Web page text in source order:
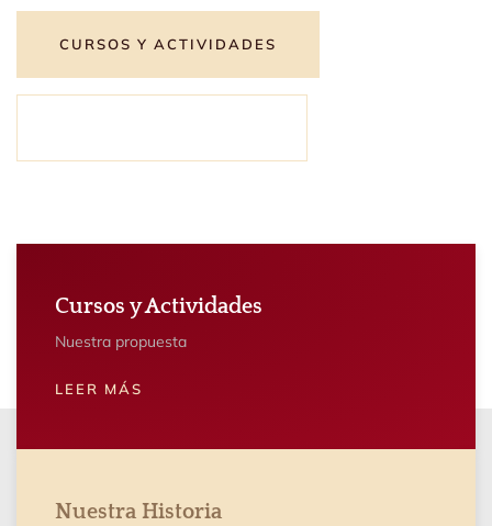
CURSOS Y ACTIVIDADES
Cursos y Actividades
Nuestra propuesta
LEER MÁS
Nuestra Historia